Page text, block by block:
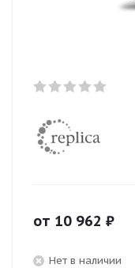
от 10 962 ₽
Нет в наличии